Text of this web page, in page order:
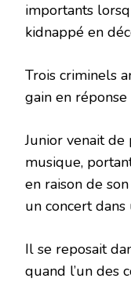
importants
kidnappé en
Trois criminels
gain en réponse
Junior venait de
musique,
en raison de
un concert
Il se reposait
quand l’un des